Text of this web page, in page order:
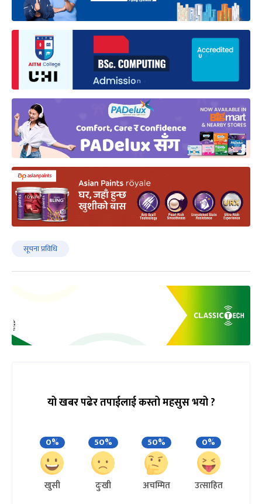
सूचना प्रविधि
यो खबर पढेर तपाईलाई कस्तो महसुस भयो ?
0%
खुसी
50%
दुःखी
50%
अचम्मित
0%
उत्साहित